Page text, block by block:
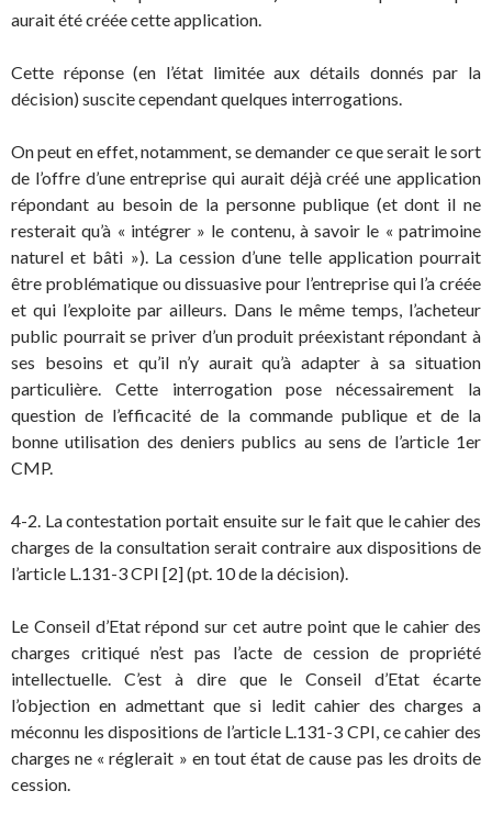
aurait été créée cette application.
Cette réponse (en l’état limitée aux détails donnés par la
décision) suscite cependant quelques interrogations.
On peut en effet, notamment, se demander ce que serait le sort
de l’offre d’une entreprise qui aurait déjà créé une application
répondant au besoin de la personne publique (et dont il ne
resterait qu’à « intégrer » le contenu, à savoir le « patrimoine
naturel et bâti »). La cession d’une telle application pourrait
être problématique ou dissuasive pour l’entreprise qui l’a créée
et qui l’exploite par ailleurs. Dans le même temps, l’acheteur
public pourrait se priver d’un produit préexistant répondant à
ses besoins et qu’il n’y aurait qu’à adapter à sa situation
particulière. Cette interrogation pose nécessairement la
question de l’efficacité de la commande publique et de la
bonne utilisation des deniers publics au sens de l’article 1er
CMP.
4-2. La contestation portait ensuite sur le fait que le cahier des
charges de la consultation serait contraire aux dispositions de
l’article L.131-3 CPI [2] (pt. 10 de la décision).
Le Conseil d’Etat répond sur cet autre point que le cahier des
charges critiqué n’est pas l’acte de cession de propriété
intellectuelle. C’est à dire que le Conseil d’Etat écarte
l’objection en admettant que si ledit cahier des charges a
méconnu les dispositions de l’article L.131-3 CPI, ce cahier des
charges ne « réglerait » en tout état de cause pas les droits de
cession.